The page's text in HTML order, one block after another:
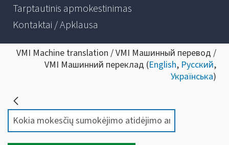
Tarptautinis apmokestinimas
Kontaktai / Apklausa
VMI Machine translation / VMI Машинный перевод /
VMI Машинний переклад (English, Русский,
Українська)